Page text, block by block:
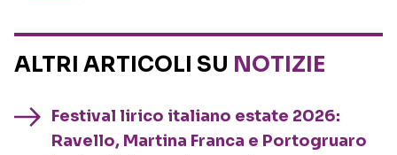
ALTRI ARTICOLI SU NOTIZIE
Festival lirico italiano estate 2026:
Ravello, Martina Franca e Portogruaro